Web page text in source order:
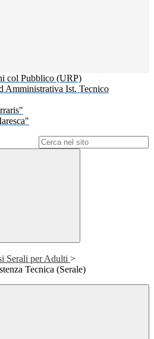
col Pubblico (URP)
Amministrativa Ist. Tecnico
Serali per Adulti >
Tecnica (Serale)